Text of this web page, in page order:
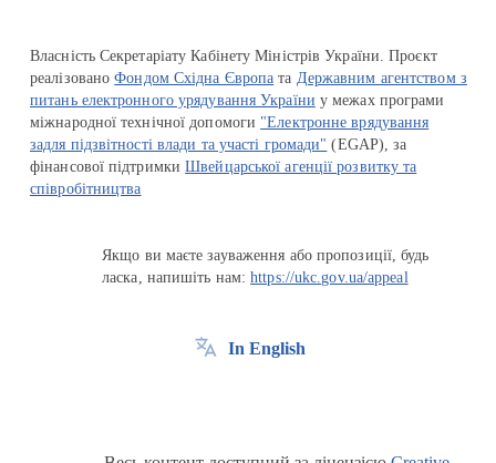
Власність Секретаріату Кабінету Міністрів України. Проєкт
реалізованоФондом Східна Європа та Державним агентством з
питань електронного урядування України у межах програми
міжнародної технічної допомоги "Електронне врядування
задля підзвітності влади та участі громади" (EGAP), за
фінансової підтримкиШвейцарської агенції розвитку та
співробітництва
Якщо ви маєте зауваження або пропозиції, будь
ласка, напишіть нам:https://ukc.gov.ua/appeal
In English